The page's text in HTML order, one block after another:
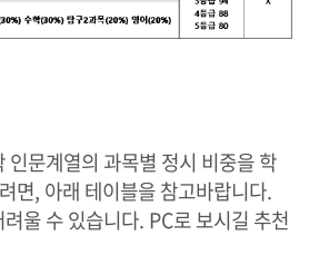
문계열의 과목별 정시 비중을 학
면, 아래 테이블을 참고바랍니다.
울 수 있습니다. PC로 보시길 추천